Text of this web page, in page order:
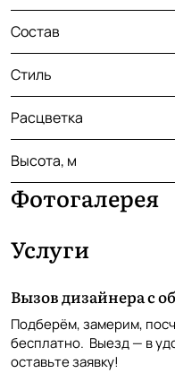
Состав
Стиль
Расцветка
Высота, м
Фотогалерея
Услуги
Вызов дизайнера с
Подберём, замерим,
бесплатно. Выезд — в
оставьте заявку!